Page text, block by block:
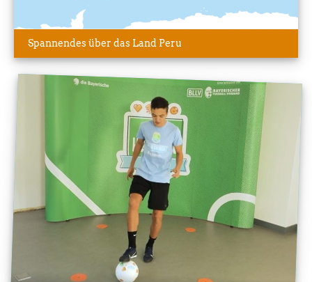
Spannendes über das Land Peru